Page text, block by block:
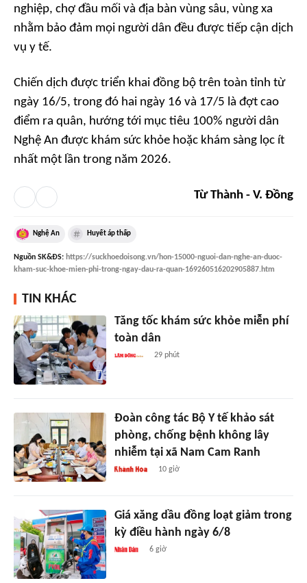
nghiệp, chợ đầu mối và địa bàn vùng sâu, vùng xa
nhằm bảo đảm mọi người dân đều được tiếp cận dịch
vụ y tế.
Chiến dịch được triển khai đồng bộ trên toàn tỉnh từ
ngày 16/5, trong đó hai ngày 16 và 17/5 là đợt cao
điểm ra quân, hướng tới mục tiêu 100% người dân
Nghệ An được khám sức khỏe hoặc khám sàng lọc ít
nhất một lần trong năm 2026.
Từ Thành - V. Đồng
Nghệ An Huyết áp thấp
Nguồn SK&ĐS: https://suckhoedoisong.vn/hon-15000-nguoi-dan-nghe-an-duoc-
kham-suc-khoe-mien-phi-trong-ngay-dau-ra-quan-169260516202905887.htm
TIN KHÁC
Tăng tốc khám sức khỏe miễn phí
toàn dân
29 phút
Đoàn công tác Bộ Y tế khảo sát
phòng, chống bệnh không lây
nhiễm tại xã Nam Cam Ranh
10 giờ
Giá xăng dầu đồng loạt giảm trong
kỳ điều hành ngày 6/8
6 giờ